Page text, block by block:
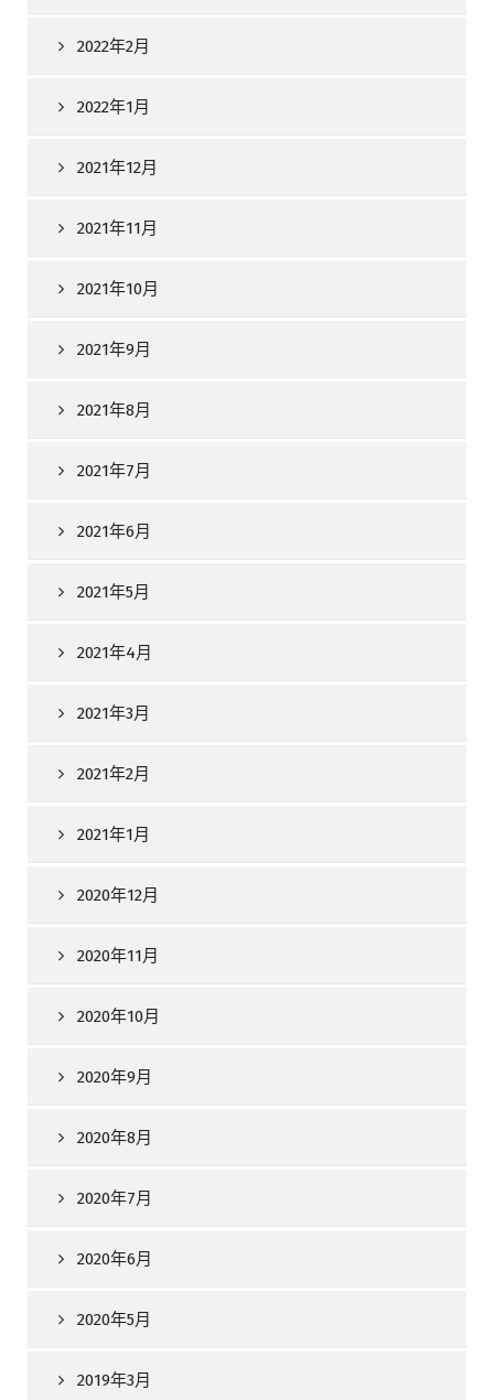
2022年2月
2022年1月
2021年12月
2021年11月
2021年10月
2021年9月
2021年8月
2021年7月
2021年6月
2021年5月
2021年4月
2021年3月
2021年2月
2021年1月
2020年12月
2020年11月
2020年10月
2020年9月
2020年8月
2020年7月
2020年6月
2020年5月
2019年3月